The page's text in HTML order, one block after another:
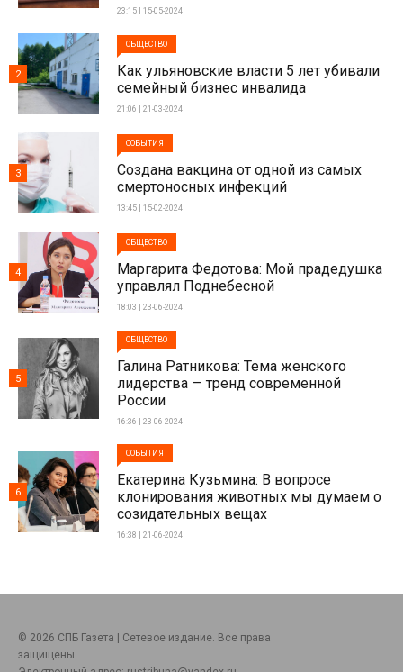
23:15 | 15-05-2024
ОБЩЕСТВО
Как ульяновские власти 5 лет убивали
семейный бизнес инвалида
21:06 | 21-03-2024
2
СОБЫТИЯ
Создана вакцина от одной из самых
смертоносных инфекций
13:45 | 15-02-2024
3
ОБЩЕСТВО
Маргарита Федотова: Мой прадедушка
управлял Поднебесной
18:03 | 23-06-2024
4
ОБЩЕСТВО
Галина Ратникова: Тема женского
лидерства — тренд современной
России
16:36 | 23-06-2024
5
СОБЫТИЯ
Екатерина Кузьмина: В вопросе
клонирования животных мы думаем о
созидательных вещах
16:38 | 21-06-2024
6
© 2026 СПБ Газета | Сетевое издание. Все права
защищены.